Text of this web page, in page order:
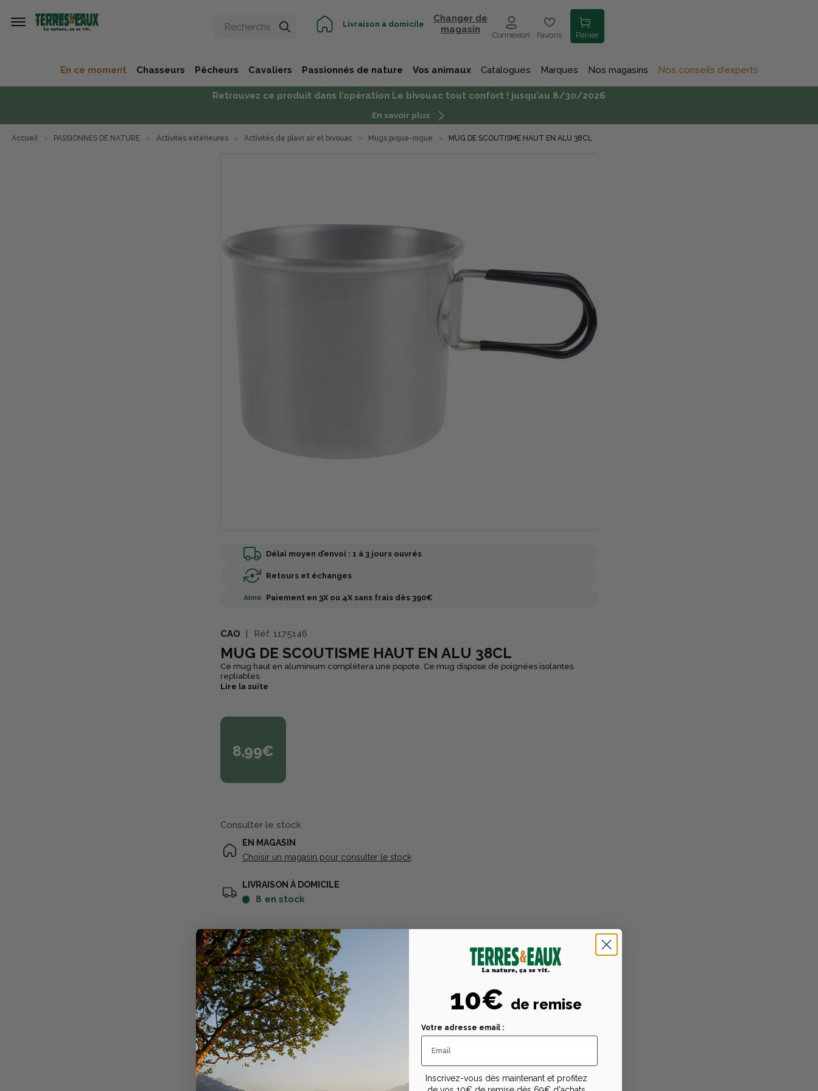
Livraison à domicile
Changer de
magasin
Connexion Favoris Panier
En ce moment Chasseurs Pêcheurs Cavaliers Passionnés de nature Vos animaux Catalogues Marques Nos magasins Nos conseils d'experts
Retrouvez ce produit dans l’opération Le bivouac tout confort ! jusqu’au 8/30/2026
En savoir plus
Accueil PASSIONNES DE NATURE Activités extérieures Activités de plein air et bivouac Mugs pique-nique MUG DE SCOUTISME HAUT EN ALU 38CL
Délai moyen d’envoi : 1 à 3 jours ouvrés
Retours et échanges
Paiement en 3X ou 4X sans frais dès 390€
CAO Réf. 1175146
MUG DE SCOUTISME HAUT EN ALU 38CL
Ce mug haut en aluminium complètera une popote. Ce mug dispose de poignées isolantes
repliables.
Lire la suite
8,99€
Consulter le stock
EN MAGASIN
Choisir un magasin pour consulter le stock
LIVRAISON À DOMICILE
8 en stock
Description Caractéristiques techniques
10€ de remise
Votre adresse email :
Inscrivez-vous dès maintenant et profitez